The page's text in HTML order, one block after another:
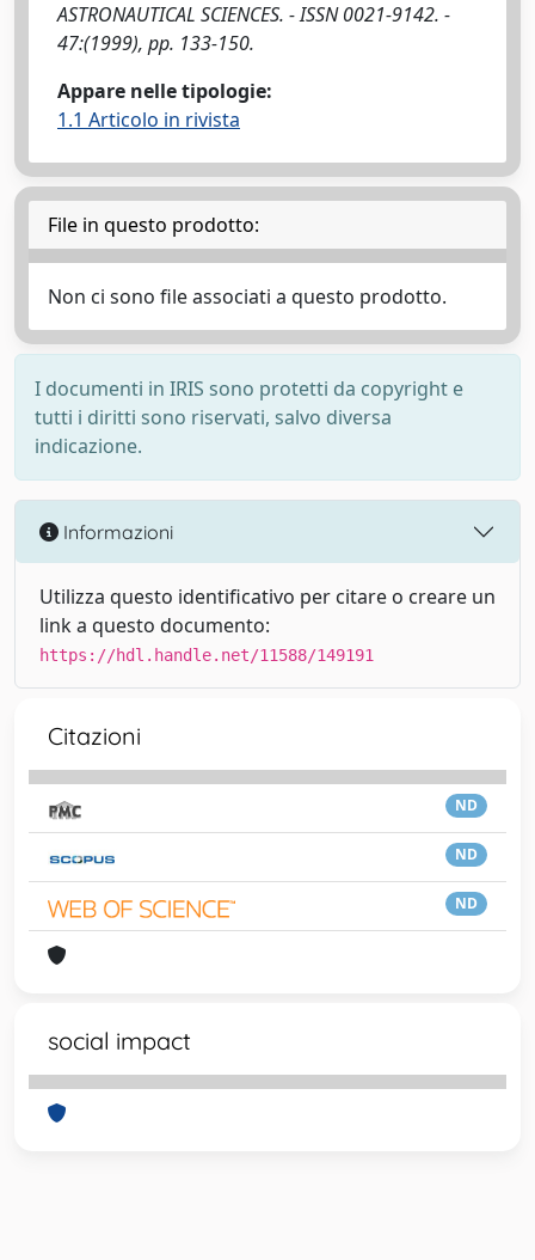
ASTRONAUTICAL SCIENCES. - ISSN 0021-9142. -
47:(1999), pp. 133-150.
Appare nelle tipologie:
1.1 Articolo in rivista
File in questo prodotto:
Non ci sono file associati a questo prodotto.
I documenti in IRIS sono protetti da copyright e
tutti i diritti sono riservati, salvo diversa
indicazione.
Informazioni
Utilizza questo identificativo per citare o creare un
link a questo documento:
https://hdl.handle.net/11588/149191
Citazioni
ND
ND
ND
social impact